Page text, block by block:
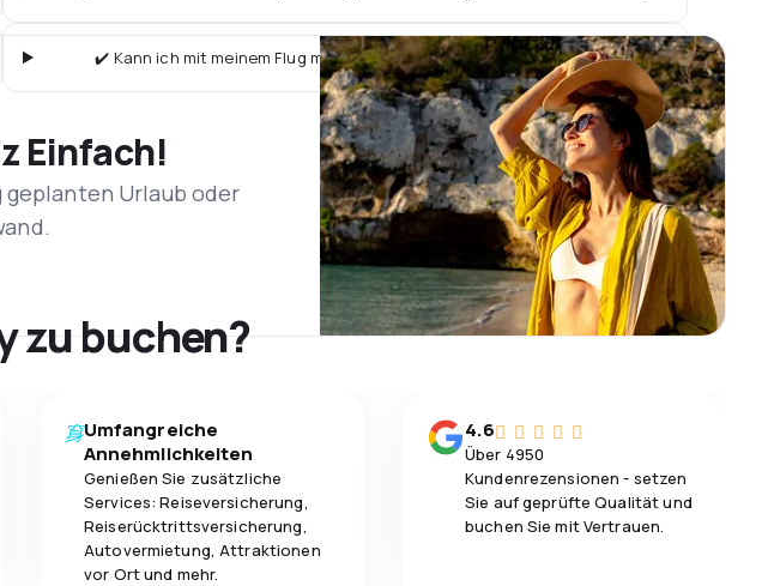
✔️ Kann ich mit meinem Flug mit Aero K ein Hotel vor Ort buchen?
Einfach!
Urlaub oder
zu buchen?
Umfangreiche
Annehmlichkeiten
Genießen Sie zusätzliche
Services: Reiseversicherung,
Reiserücktrittsversicherung,
Autovermietung, Attraktionen
vor Ort und mehr.
4.6
Über 4950
Kundenrezensionen - setzen
Sie auf geprüfte Qualität und
buchen Sie mit Vertrauen.